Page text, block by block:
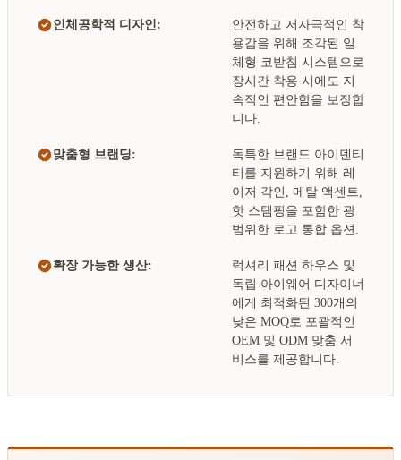
인체공학적 디자인:
안전하고 저자극적인 착
용감을 위해 조각된 일
체형 코받침 시스템으로
장시간 착용 시에도 지
속적인 편안함을 보장합
니다.
맞춤형 브랜딩:
독특한 브랜드 아이덴티
티를 지원하기 위해 레
이저 각인, 메탈 액센트,
핫 스탬핑을 포함한 광
범위한 로고 통합 옵션.
확장 가능한 생산:
럭셔리 패션 하우스 및
독립 아이웨어 디자이너
에게 최적화된 300개의
낮은 MOQ로 포괄적인
OEM 및 ODM 맞춤 서
비스를 제공합니다.